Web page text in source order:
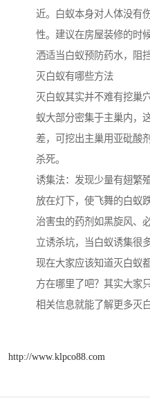
近。白蚁本身对人体没有
性。建议在房屋装修的时
洒适当白蚁预防药水，阻
灭白蚁有哪些方法
灭白蚁其实并不难有挖巢
蚁大部分密集于主巢内，
差，可挖出主巢用亚砒酸
杀死。
诱集法：发现少量有翅繁
放在灯下，使飞舞的白蚁
治害虫的药剂如黑旋风、
立诱杀坑，当白蚁诱集很
现在大家应该知道灭白蚁
方在哪里了吧？其实大家
相关信息就能了解更多灭
http://www.klpco88.com